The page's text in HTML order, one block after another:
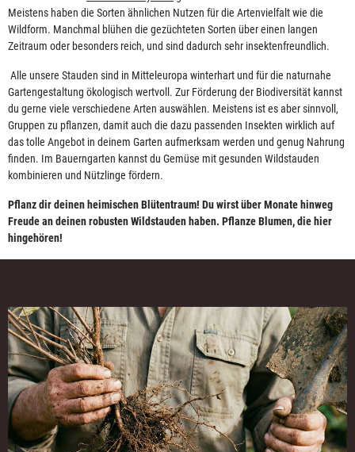
Meistens haben die Sorten ähnlichen Nutzen für die Artenvielfalt wie die
Wildform. Manchmal blühen die gezüchteten Sorten über einen langen
Zeitraum oder besonders reich, und sind dadurch sehr insektenfreundlich.
Alle unsere Stauden sind in Mitteleuropa winterhart und für die naturnahe
Gartengestaltung ökologisch wertvoll. Zur Förderung der Biodiversität kannst
du gerne viele verschiedene Arten auswählen. Meistens ist es aber sinnvoll,
Gruppen zu pflanzen, damit auch die dazu passenden Insekten wirklich auf
das tolle Angebot in deinem Garten aufmerksam werden und genug Nahrung
finden. Im Bauerngarten kannst du Gemüse mit gesunden Wildstauden
kombinieren und Nützlinge fördern.
Pflanz dir deinen heimischen Blütentraum! Du wirst über Monate hinweg
Freude an deinen robusten Wildstauden haben. Pflanze Blumen, die hier
hingehören!